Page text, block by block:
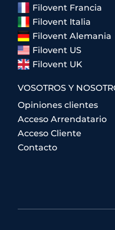
Filovent Francia
Filovent Italia
Filovent Alemania
Filovent US
Filovent UK
VOSOTROS Y
Opiniones clientes
Acceso Arrendatario
Acceso Cliente
Contacto